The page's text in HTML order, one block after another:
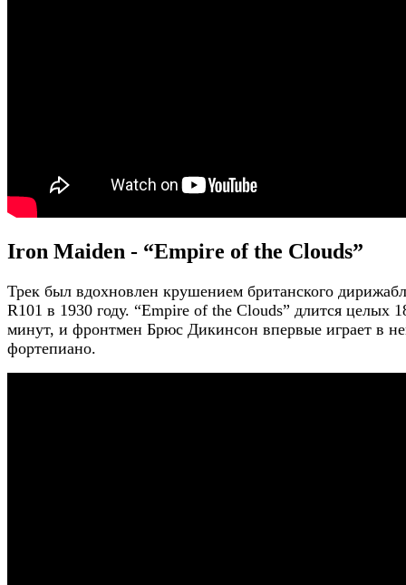
Iron Maiden - “Empire of the Clouds”
Трек был вдохновлен крушением британского
R101 в 1930 году. “Empire of the Clouds” длится целых
минут, и фронтмен Брюс Дикинсон впервые играет в
фортепиано.